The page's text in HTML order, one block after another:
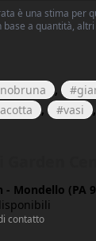
è una stima per
a quantità,
,
, vasi ,
- Mondello (PA
contatto